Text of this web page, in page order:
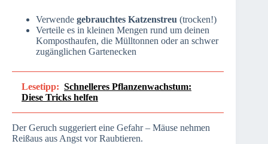
Verwende gebrauchtes Katzenstreu (trocken!)
Verteile es in kleinen Mengen rund um deinen
Komposthaufen, die Mülltonnen oder an schwer
zugänglichen Gartenecken
Lesetipp: Schnelleres Pflanzenwachstum:
Diese Tricks helfen
Der Geruch suggeriert eine Gefahr – Mäuse nehmen
Reißaus aus Angst vor Raubtieren.